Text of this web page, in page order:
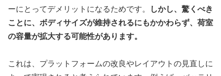
ーにとってデメリットになるためです。
しかし、驚くべき
ことに、ボディサイズが維持されるにもかかわらず、荷室
の容量が拡大する可能性があります。
これは、プラットフォームの改良やレイアウトの見直しに